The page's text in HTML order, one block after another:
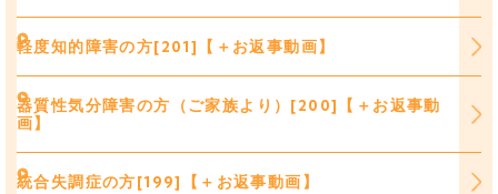
軽度知的障害の方[201]【＋お返事動画】
器質性気分障害の方（ご家族より）[200]【＋お返事動
画】
統合失調症の方[199]【＋お返事動画】